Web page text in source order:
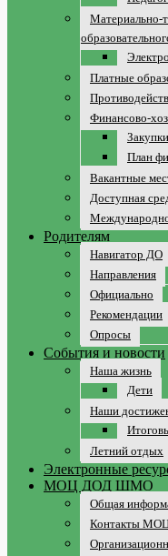
Материально-
Платные
Финансово-
Закупки
План
Вакантные
Доступная
Родителям
Навигатор ДО
Направления
Официально
Рекомендации
Опросы
События и новости
Наша жизнь
Дети
Наши
Летний отдых
Электронные
МОЦ ДОД ШМО
Общая
Контакты